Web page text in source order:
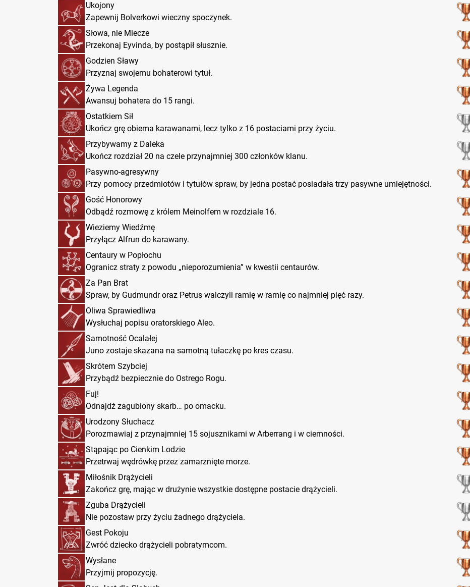
Ukojony
Zapewnij Bolverkowi wieczny spoczynek.
Słowa, nie Miecze
Przekonaj Eyvinda, by postąpił słusznie.
Godzien Sławy
Przyznaj swojemu bohaterowi tytuł.
Żywa Legenda
Awansuj bohatera do 15 rangi.
Ostatkiem Sił
Ukończ grę obiema karawanami, lecz tylko z 16 postaciami przy życiu.
Przybywamy z Daleka
Ukończ rozdział 20 na czele przynajmniej 300 członków klanu.
Pasywno-agresywny
Przy pomocy przedmiotów i tytułów spraw, by jedna postać posiadała trzy pasywne umiejętności.
Gość Honorowy
Odbądź rozmowę z królem Meinolfem w rozdziale 16.
Wieziemy Wiedźmę
Przyłącz Alfrun do karawany.
Centaury w Popłochu
Ogranicz straty z powodu „nieporozumienia” w kwestii centaurów.
Za Pan Brat
Spraw, by Gudmundr oraz Petrus walczyli ramię w ramię co najmniej pięć razy.
Oliwa Sprawiedliwa
Wysłuchaj popisu oratorskiego Aleo.
Samotność Ocalałej
Juno zostaje skazana na samotną tułaczkę po kres czasu.
Skrótem Szybciej
Przybądź bezpiecznie do Ostrego Rogu.
Fuj!
Odnajdź zagubiony skarb… po omacku.
Urodzony Słuchacz
Porozmawiaj z przynajmniej 15 sojusznikami w Arberrang i w ciemności.
Stąpając po Cienkim Lodzie
Przetrwaj wędrówkę przez zamarznięte morze.
Miłośnik Drążycieli
Zakończ grę, mając w drużynie wszystkie dostępne postacie drążycieli.
Zguba Drążycieli
Nie pozostaw przy życiu żadnego drążyciela.
Gest Pokoju
Zwróć dziecko drążycieli pobratymcom.
Wysłane
Przyjmij propozycję.